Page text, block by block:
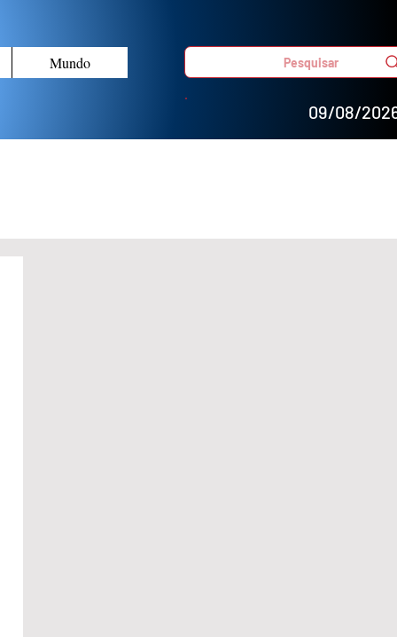
Mundo Pesquisar
09/08/